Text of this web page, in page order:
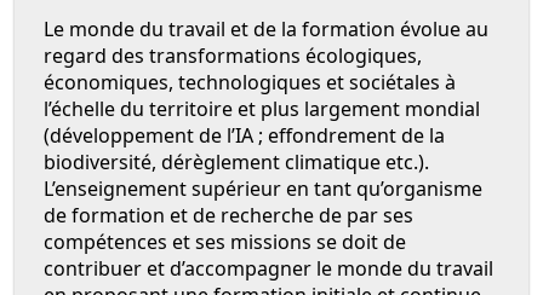
Le monde du travail et de la formation évolue au
regard des transformations écologiques,
économiques, technologiques et sociétales à
l’échelle du territoire et plus largement mondial
(développement de l’IA ; effondrement de la
biodiversité, dérèglement climatique etc.).
L’enseignement supérieur en tant qu’organisme
de formation et de recherche de par ses
compétences et ses missions se doit de
contribuer et d’accompagner le monde du travail